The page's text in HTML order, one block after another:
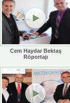
Cem Haydar Bektaş
Röportajı